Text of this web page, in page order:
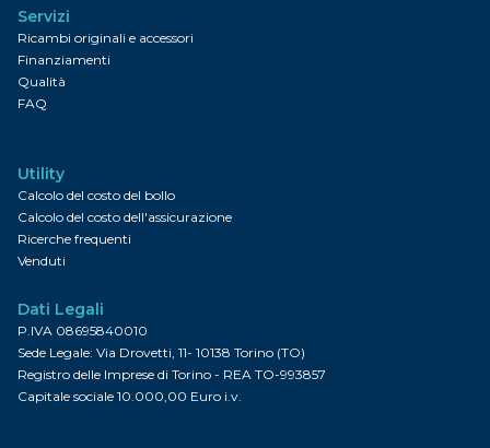
Servizi
Ricambi originali e accessori
Finanziamenti
Qualità
FAQ
Utility
Calcolo del costo del bollo
Calcolo del costo dell'assicurazione
Ricerche frequenti
Venduti
Dati Legali
P.IVA 08695840010
Sede Legale: Via Drovetti, 11- 10138 Torino (TO)
Registro delle Imprese di Torino - REA TO-993857
Capitale sociale 10.000,00 Euro i.v.